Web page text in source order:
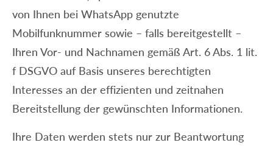
von Ihnen bei WhatsApp genutzte
Mobilfunknummer sowie – falls bereitgestellt –
Ihren Vor- und Nachnamen gemäß Art. 6 Abs. 1 lit.
f DSGVO auf Basis unseres berechtigten
Interesses an der effizienten und zeitnahen
Bereitstellung der gewünschten Informationen.
Ihre Daten werden stets nur zur Beantwortung